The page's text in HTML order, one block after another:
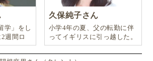
学」をし
週間ロ
ールに通
たり、
久保純子さん
小学4年の夏、父の転勤に伴
ってイギリスに引っ越した。